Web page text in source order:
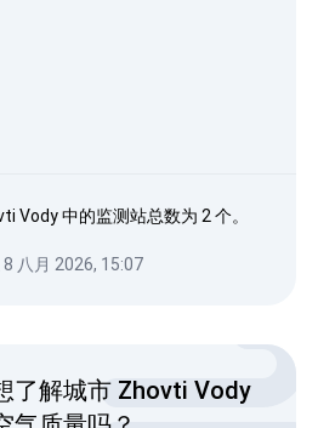
Vody 中的监测站总数为 2 个。
8 八月 2026, 15:07
了解城市 Zhovti Vody